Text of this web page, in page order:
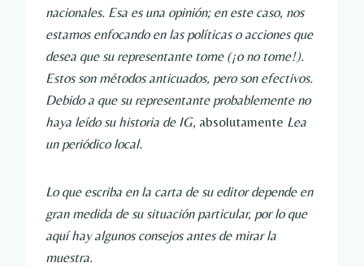
nacionales. Esa es una opinión; en este caso, nos
estamos enfocando en las políticas o acciones que
desea que su representante tome (¡o no tome!).
Estos son métodos anticuados, pero son efectivos.
Debido a que su representante probablemente no
haya leído su historia de IG, absolutamente Lea
un periódico local.
Lo que escriba en la carta de su editor depende en
gran medida de su situación particular, por lo que
aquí hay algunos consejos antes de mirar la
muestra.